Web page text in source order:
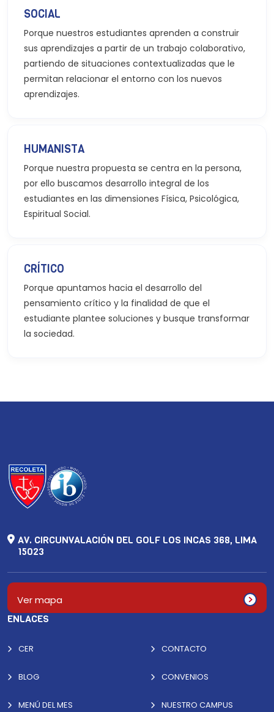
SOCIAL
Porque nuestros estudiantes aprenden a construir
sus aprendizajes a partir de un trabajo colaborativo,
partiendo de situaciones contextualizadas que le
permitan relacionar el entorno con los nuevos
aprendizajes.
HUMANISTA
Porque nuestra propuesta se centra en la persona,
por ello buscamos desarrollo integral de los
estudiantes en las dimensiones Física, Psicológica,
Espiritual Social.
CRÍTICO
Porque apuntamos hacia el desarrollo del
pensamiento crítico y la finalidad de que el
estudiante plantee soluciones y busque transformar
la sociedad.
AV. CIRCUNVALACIÓN DEL GOLF LOS INCAS 368, LIMA
15023
Ver mapa
ENLACES
CER
BLOG
MENÚ DEL MES
CONTACTO
CONVENIOS
NUESTRO CAMPUS